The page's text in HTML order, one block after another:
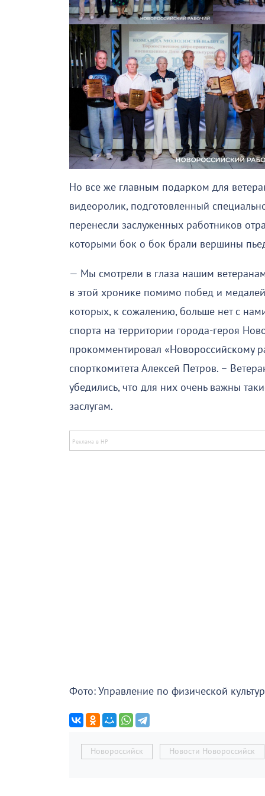
Но все же главным подарком для
видеоролик, подготовленный
перенесли заслуженных работников
которыми бок о бок брали вершины
— Мы смотрели в глаза нашим
в этой хронике помимо побед и
которых, к сожалению, больше нет с
спорта на территории города-героя
прокомментировал «Новороссийскому
спорткомитета Алексей Петров. –
убедились, что для них очень важны
заслугам.
Фото: Управление по физической
Новороссийск Новости Новороссийск